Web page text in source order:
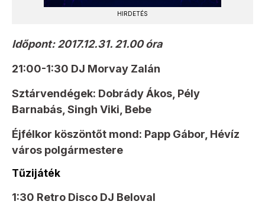
HIRDETÉS
Időpont: 2017.12.31. 21.00 óra
21:00-1:30 DJ Morvay Zalán
Sztárvendégek: Dobrády Ákos, Pély
Barnabás, Singh Viki, Bebe
Éjfélkor köszöntőt mond: Papp Gábor, Hévíz
város polgármestere
Tűzijáték
1:30 Retro Disco DJ Beloval